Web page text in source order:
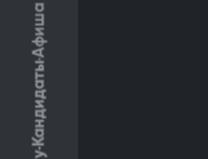
Кандидаты
Афиша